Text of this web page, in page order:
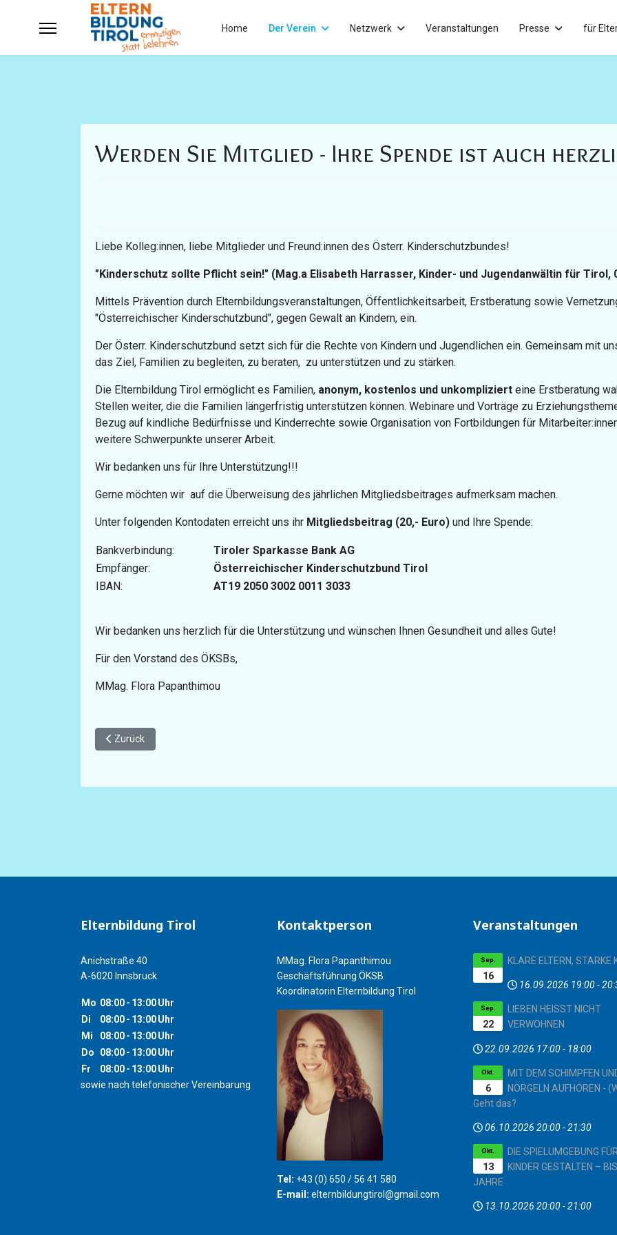
Home Der Verein Netzwerk Veranstaltungen Presse für
Werden Sie Mitglied - Ihre Spende ist auch
Liebe Kolleg:innen, liebe Mitglieder und Freund:innen des Österr. Kinderschutzbundes!
"Kinderschutz sollte Pflicht sein!" (Mag.a Elisabeth Harrasser, Kinder- und Jugendanwältin für Tirol,
Mittels Prävention durch Elternbildungsveranstaltungen, Öffentlichkeitsarbeit, Erstberatung sowie
"Österreichischer Kinderschutzbund", gegen Gewalt an Kindern, ein.
Der Österr. Kinderschutzbund setzt sich für die Rechte von Kindern und Jugendlichen ein. Gemeinsam mit
das Ziel, Familien zu begleiten, zu beraten, zu unterstützen und zu stärken.
Die Elternbildung Tirol ermöglicht es Familien, anonym, kostenlos und unkompliziert eine Erstberatung
Stellen weiter, die die Familien längerfristig unterstützen können. Webinare und Vorträge zu
Bezug auf kindliche Bedürfnisse und Kinderrechte sowie Organisation von Fortbildungen für
weitere Schwerpunkte unserer Arbeit.
Wir bedanken uns für Ihre Unterstützung!!!
Gerne möchten wir auf die Überweisung des jährlichen Mitgliedsbeitrages aufmerksam machen.
Unter folgenden Kontodaten erreicht uns ihr Mitgliedsbeitrag (20,- Euro) und Ihre Spende:
Bankverbindung:
Tiroler Sparkasse Bank AG
Empfänger:
Österreichischer Kinderschutzbund Tirol
IBAN:
AT19 2050 3002 0011 3033
Wir bedanken uns herzlich für die Unterstützung und wünschen Ihnen Gesundheit und alles Gute!
Für den Vorstand des ÖKSBs,
MMag. Flora Papanthimou
Vorheriger Beitrag: Leitung des Österreichischen Kinderschutzbundes
Zurück
Elternbildung Tirol
Anichstraße 40
A-6020 Innsbruck
Mo 08:00- 13:00Uhr
Di
08:00- 13:00Uhr
Mi
08:00- 13:00Uhr
Do
08:00- 13:00Uhr
Fr
08:00- 13:00Uhr
sowie nach telefonischer Vereinbarung
Kontaktperson
MMag. Flora Papanthimou
Geschäftsführung ÖKSB
Koordinatorin Elternbildung Tirol
Tel: +43 (0) 650 / 56 41 580
E-mail: elternbildungtirol@gmail.com
Veranstaltungen
16
Sep. KLARE ELTERN, STARKE
16.09.2026 19:00-
22
Sep.
LIEBEN HEISST NICHT
VERWÖHNEN
22.09.2026 17:00- 18:00
6
Okt.
MIT DEM SCHIMPFEN
NÖRGELN AUFHÖREN -
Geht das?
06.10.2026 20:00-21:30
13
Okt.
DIE SPIELUMGEBUNG FÜR
KINDER GESTALTEN –
JAHRE
13.10.2026 20:00-21:00